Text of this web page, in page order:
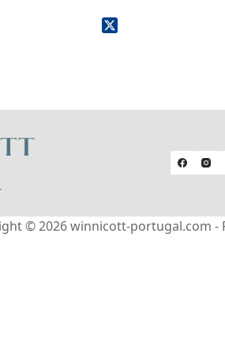
© 2026 winnicott-portugal.com -